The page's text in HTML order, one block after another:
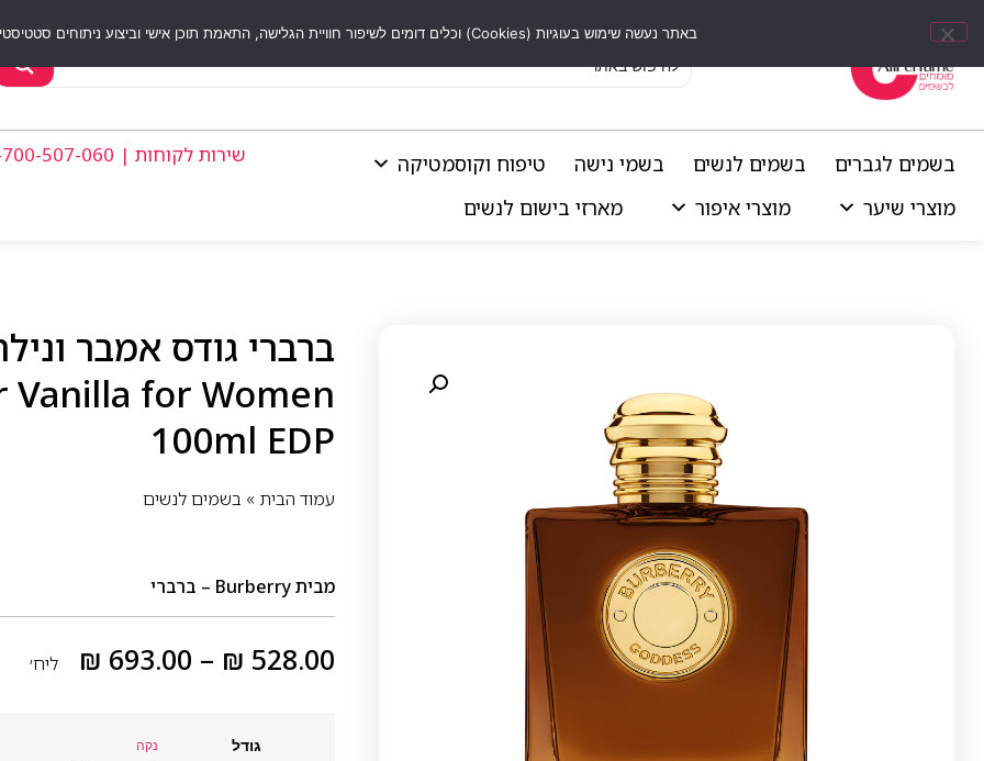
בשמים לגברים בשמים לנשים בשמי נישה
טיפוח וקוסמטיקה
מוצרי שיער
מוצרי איפור מארזי בישום לנשים
שירות לקוחות | 1-700-507-060
Vanilla for Women
100ml EDP
עמוד הבית » בשמים לנשים
מביתBurberry – ברברי
₪ 528.00
–
₪ 693.00 ליח׳
גודל נקה
באתר נעשה שימוש בעוגיות (Cookies) וכלים דומים לשיפור חוויית הגלישה, התאמת תוכן אישי וביצוע ניתוחים סטטיסטיים.